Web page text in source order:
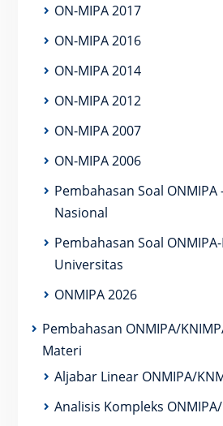
ON-MIPA 2017
ON-MIPA 2016
ON-MIPA 2014
ON-MIPA 2012
ON-MIPA 2007
ON-MIPA 2006
Pembahasan Soal ONMIPA
Nasional
Pembahasan Soal
Universitas
ONMIPA 2026
Pembahasan ONMIPA/
Materi
Aljabar Linear ONMIPA/
Analisis Kompleks